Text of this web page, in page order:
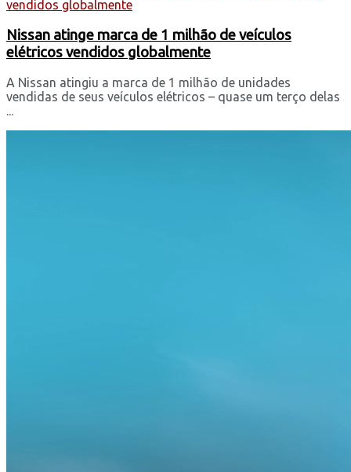
Nissan atinge marca de 1 milhão de veículos
elétricos vendidos globalmente
A Nissan atingiu a marca de 1 milhão de unidades
vendidas de seus veículos elétricos – quase um terço delas
...